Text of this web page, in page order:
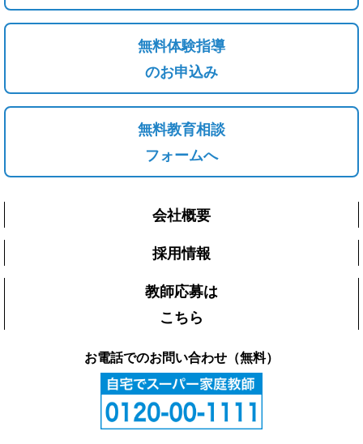
無料体験指導
のお申込み
無料教育相談
フォームへ
会社概要
採用情報
教師応募は
こちら
お電話でのお問い合わせ（無料）